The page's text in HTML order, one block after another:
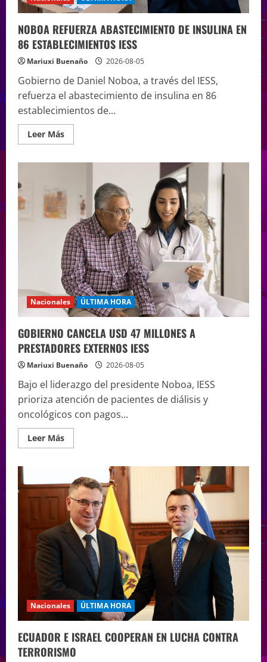
NOBOA REFUERZA ABASTECIMIENTO DE INSULINA EN
86 ESTABLECIMIENTOS IESS
Mariuxi Buenaño 2026-08-05
Gobierno de Daniel Noboa, a través del IESS,
refuerza el abastecimiento de insulina en 86
establecimientos de...
Leer Más
Nacionales ÚLTIMA HORA
GOBIERNO CANCELA USD 47 MILLONES A
PRESTADORES EXTERNOS IESS
Mariuxi Buenaño 2026-08-05
Bajo el liderazgo del presidente Noboa, IESS
prioriza atención de pacientes de diálisis y
oncológicos con pagos...
Leer Más
Nacionales ÚLTIMA HORA
ECUADOR E ISRAEL COOPERAN EN LUCHA CONTRA
TERRORISMO